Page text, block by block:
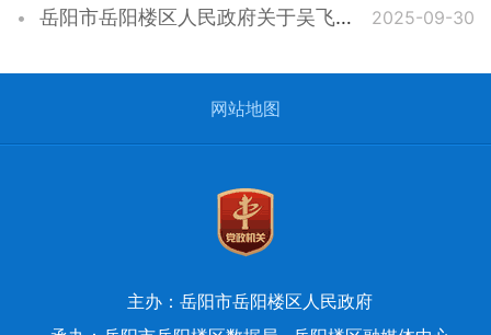
岳阳市岳阳楼区人民政府关于吴飞跃等同志职务任免的通知 2025-09-30
网站地图
主办：岳阳市岳阳楼区人民政府